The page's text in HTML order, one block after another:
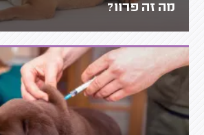
מה זה פרוו?